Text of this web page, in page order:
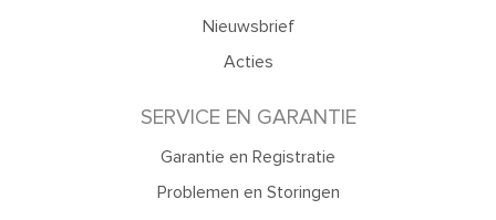
Nieuwsbrief
Acties
SERVICE EN GARANTIE
Garantie en Registratie
Problemen en Storingen